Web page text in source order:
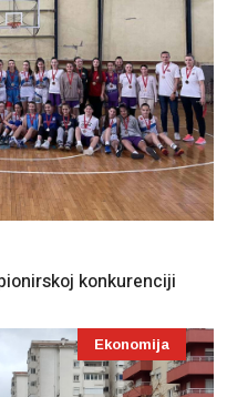
konkurenciji
Ekonomija